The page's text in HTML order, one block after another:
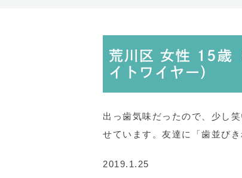
荒川区 女性 15歳
イトワイヤー）
出っ歯気味だったので、少し
せています。友達に「歯並び
2019.1.25